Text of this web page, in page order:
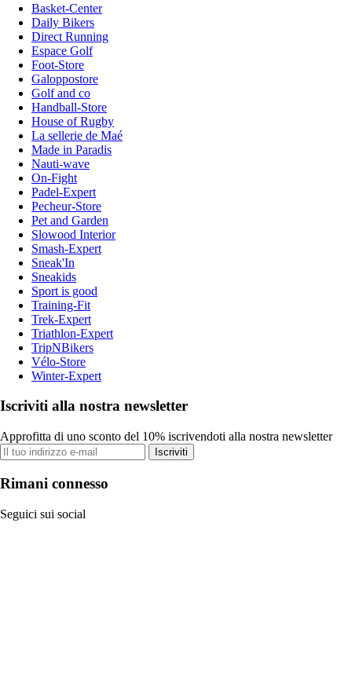
Basket-Center
Daily Bikers
Direct Running
Espace Golf
Foot-Store
Galoppostore
Golf and co
Handball-Store
House of Rugby
La sellerie de Maé
Made in Paradis
Nauti-wave
On-Fight
Padel-Expert
Pecheur-Store
Pet and Garden
Slowood Interior
Smash-Expert
Sneak'In
Sneakids
Sport is good
Training-Fit
Trek-Expert
Triathlon-Expert
TripNBikers
Vélo-Store
Winter-Expert
Iscriviti alla nostra newsletter
Approfitta di uno sconto del 10% iscrivendoti alla nostra newsletter
Iscriviti
Rimani connesso
Seguici sui social